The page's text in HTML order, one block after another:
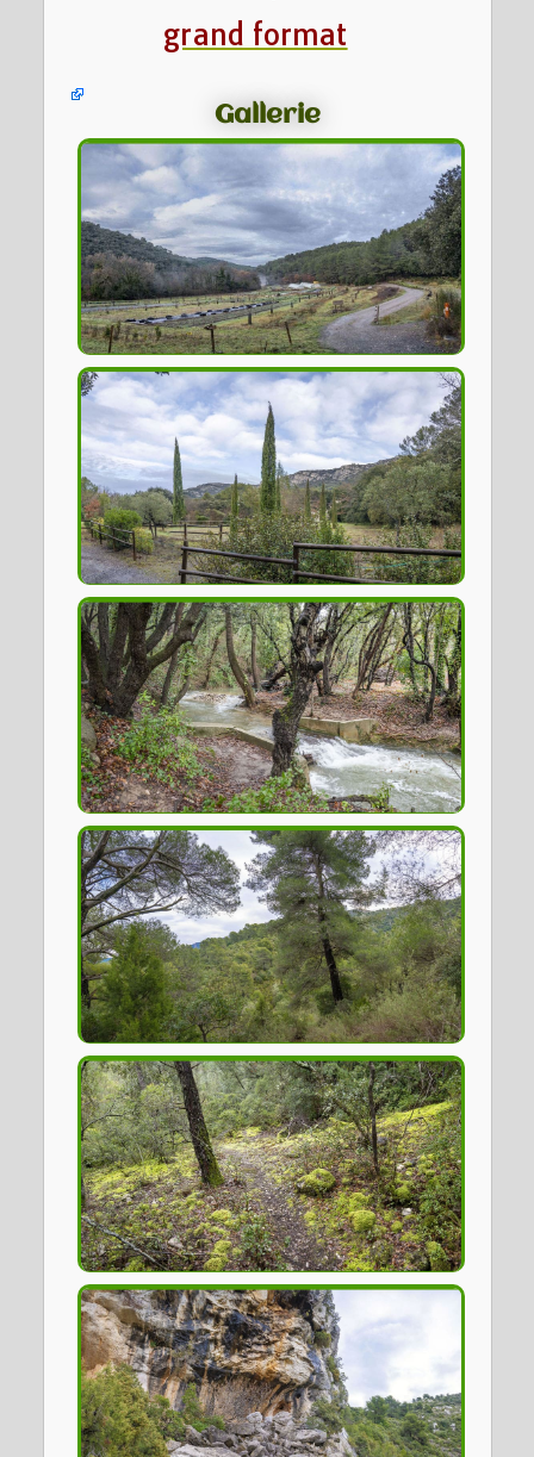
grand format
Gallerie